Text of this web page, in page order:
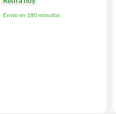
Envío en 180 minutos